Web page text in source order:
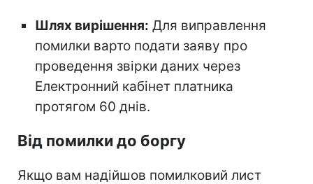
Шлях вирішення: Для виправлення
помилки варто подати заяву про
проведення звірки даних через
Електронний кабінет платника
протягом 60 днів.
Від помилки до боргу
Якщо вам надійшов помилковий лист